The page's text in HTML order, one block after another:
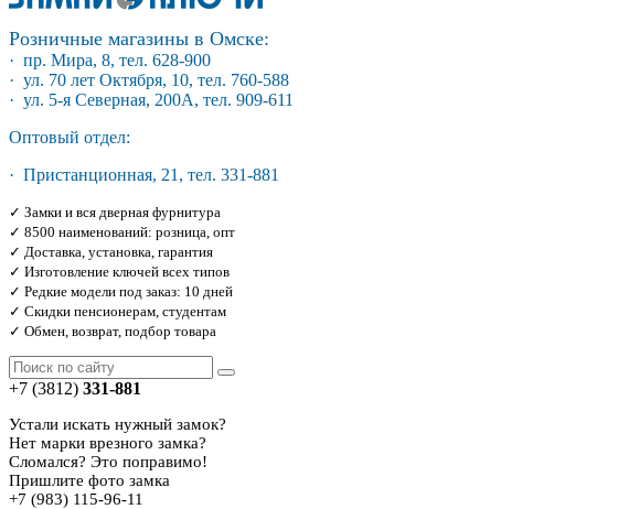
Розничные магазины в Омске:
· пр. Мира, 8, тел. 628-900
· ул. 70 лет Октября, 10, тел. 760-588
· ул. 5-я Северная, 200А, тел. 909-611
Оптовый отдел:
· Пристанционная, 21, тел. 331-881
✓ Замки и вся дверная фурнитура
✓ 8500 наименований: розница, опт
✓ Доставка, установка, гарантия
✓ Изготовление ключей всех типов
✓ Редкие модели под заказ: 10 дней
✓ Скидки пенсионерам, студентам
✓ Обмен, возврат, подбор товара
+7 (3812) 331-881
Устали искать нужный замок?
Нет марки врезного замка?
Сломался? Это поправимо!
Пришлите фото замка
+7 (983) 115-96-11